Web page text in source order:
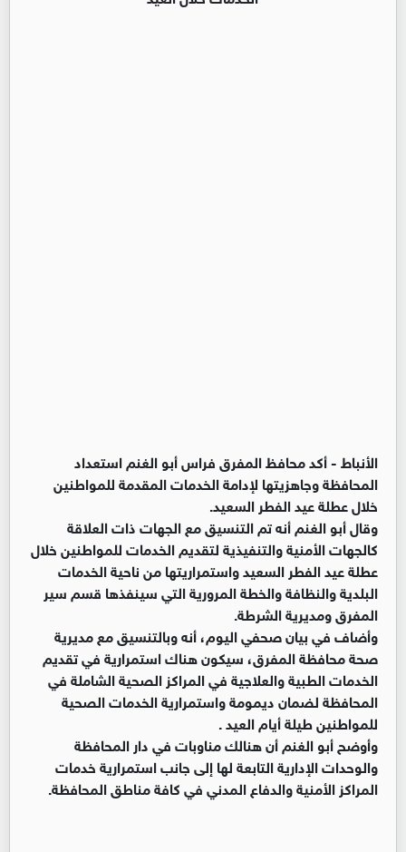
الأنباط -أكد محافظ المفرق فراس أبو الغنم استعداد
المحافظة وجاهزيتها لإدامة الخدمات المقدمة للمواطنين
خلال عطلة عيد الفطر السعيد.
وقال أبو الغنم أنه تم التنسيق مع الجهات ذات العلاقة
كالجهات الأمنية والتنفيذية لتقديم الخدمات للمواطنين خلال
عطلة عيد الفطر السعيد واستمراريتها من ناحية الخدمات
البلدية والنظافة والخطة المرورية التي سينفذها قسم سير
المفرق ومديرية الشرطة.
وأضاف في بيان صحفي اليوم، أنه وبالتنسيق مع مديرية
صحة محافظة المفرق، سيكون هناك استمرارية في تقديم
الخدمات الطبية والعلاجية في المراكز الصحية الشاملة في
المحافظة لضمان ديمومة واستمرارية الخدمات الصحية
للمواطنين طيلة أيام العيد .
وأوضح أبو الغنم أن هنالك مناوبات في دار المحافظة
والوحدات الإدارية التابعة لها إلى جانب استمرارية خدمات
المراكز الأمنية والدفاع المدني في كافة مناطق المحافظة.